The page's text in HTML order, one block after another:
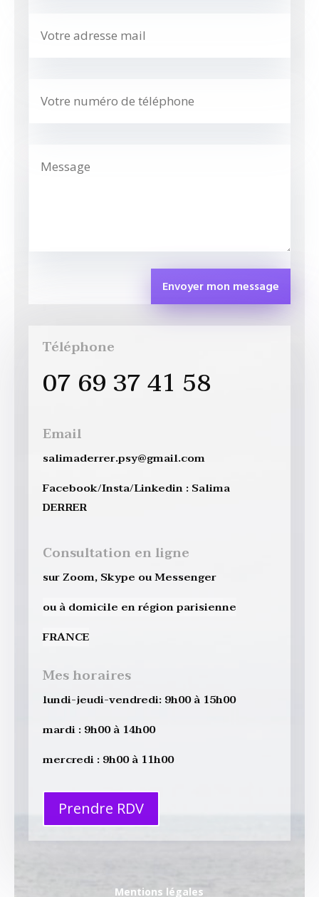
Envoyer mon message
Téléphone
07 69 37 41 58
Email
salimaderrer.psy@gmail.com
Facebook/Insta/Linkedin : Salima
DERRER
Consultation en ligne
sur Zoom, Skype ou Messenger
ou à domicile en région parisienne
FRANCE
Mes horaires
lundi-jeudi-vendredi: 9h00 à 15h00
mardi : 9h00 à 14h00
mercredi : 9h00 à 11h00
Prendre RDV
Mentions légales